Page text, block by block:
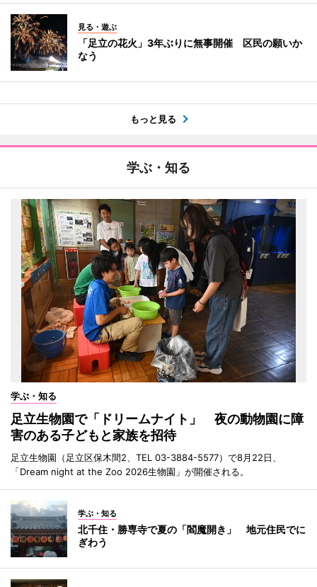
見る・遊ぶ
「足立の花火」3年ぶりに無事開催 区民の願いか
なう
もっと見る
学ぶ・知る
学ぶ・知る
足立生物園で「ドリームナイト」 夜の動物園に障
害のある子どもと家族を招待
足立生物園（足立区保木間2、TEL 03-3884-5577）で8月22日、
「Dream night at the Zoo 2026生物園」が開催される。
学ぶ・知る
北千住・勝専寺で夏の「閻魔開き」 地元住民でに
ぎわう